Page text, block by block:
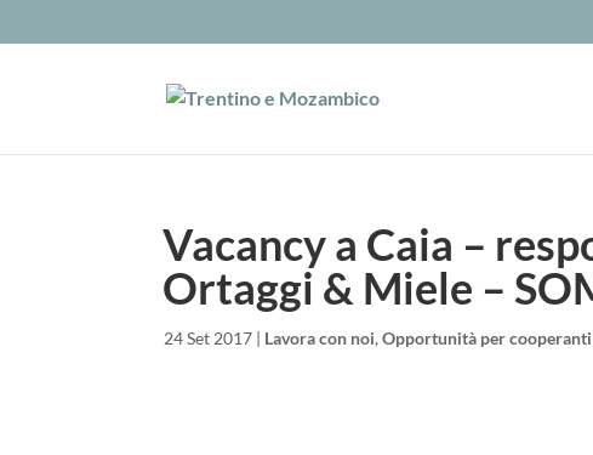
Vacancy a Caia –
Ortaggi & Miele –
24 Set 2017 | Lavora con noi,Opportunità per